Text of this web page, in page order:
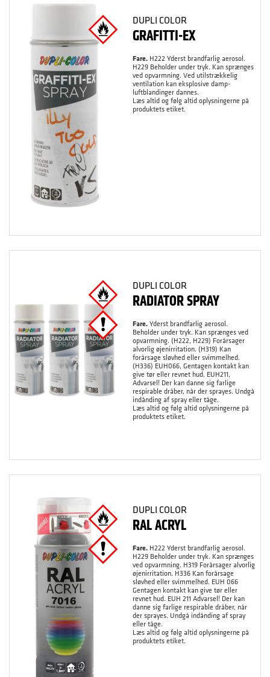
DUPLI COLOR
GRAFITTI-EX
Fare. H222 Yderst brandfarlig aerosol.
H229 Beholder under tryk. Kan sprænges
ved opvarmning. Ved utilstrækkelig
ventilation kan eksplosive damp-
luftblandinger dannes.
Læs altid og følg altid oplysningerne på
produktets etiket.
DUPLI COLOR
RADIATOR SPRAY
Fare. Yderst brandfarlig aerosol.
Beholder under tryk. Kan sprænges ved
opvarmning. (H222, H229) Forårsager
alvorlig øjenirritation. (H319) Kan
forårsage sløvhed eller svimmelhed.
(H336) EUH066, Gentagen kontakt kan
give tør eller revnet hud. EUH211,
Advarsel! Der kan danne sig farlige
respirable dråber, når der sprayes. Undgå
indånding af spray eller tåge.
Læs altid og følg altid oplysningerne på
produktets etiket.
DUPLI COLOR
RAL ACRYL
Fare. H222 Yderst brandfarlig aerosol.
H229 Beholder under tryk. Kan sprænges
ved opvarmning. H319 Forårsager alvorlig
øjenirritation. H336 Kan forårsage
sløvhed eller svimmelhed. EUH 066
Gentagen kontakt kan give tør eller
revnet hud. EUH 211 Advarsel! Der kan
danne sig farlige respirable dråber, når
der sprayes. Undgå indånding af spray
eller tåge.
Læs altid og følg altid oplysningerne på
produktets etiket.